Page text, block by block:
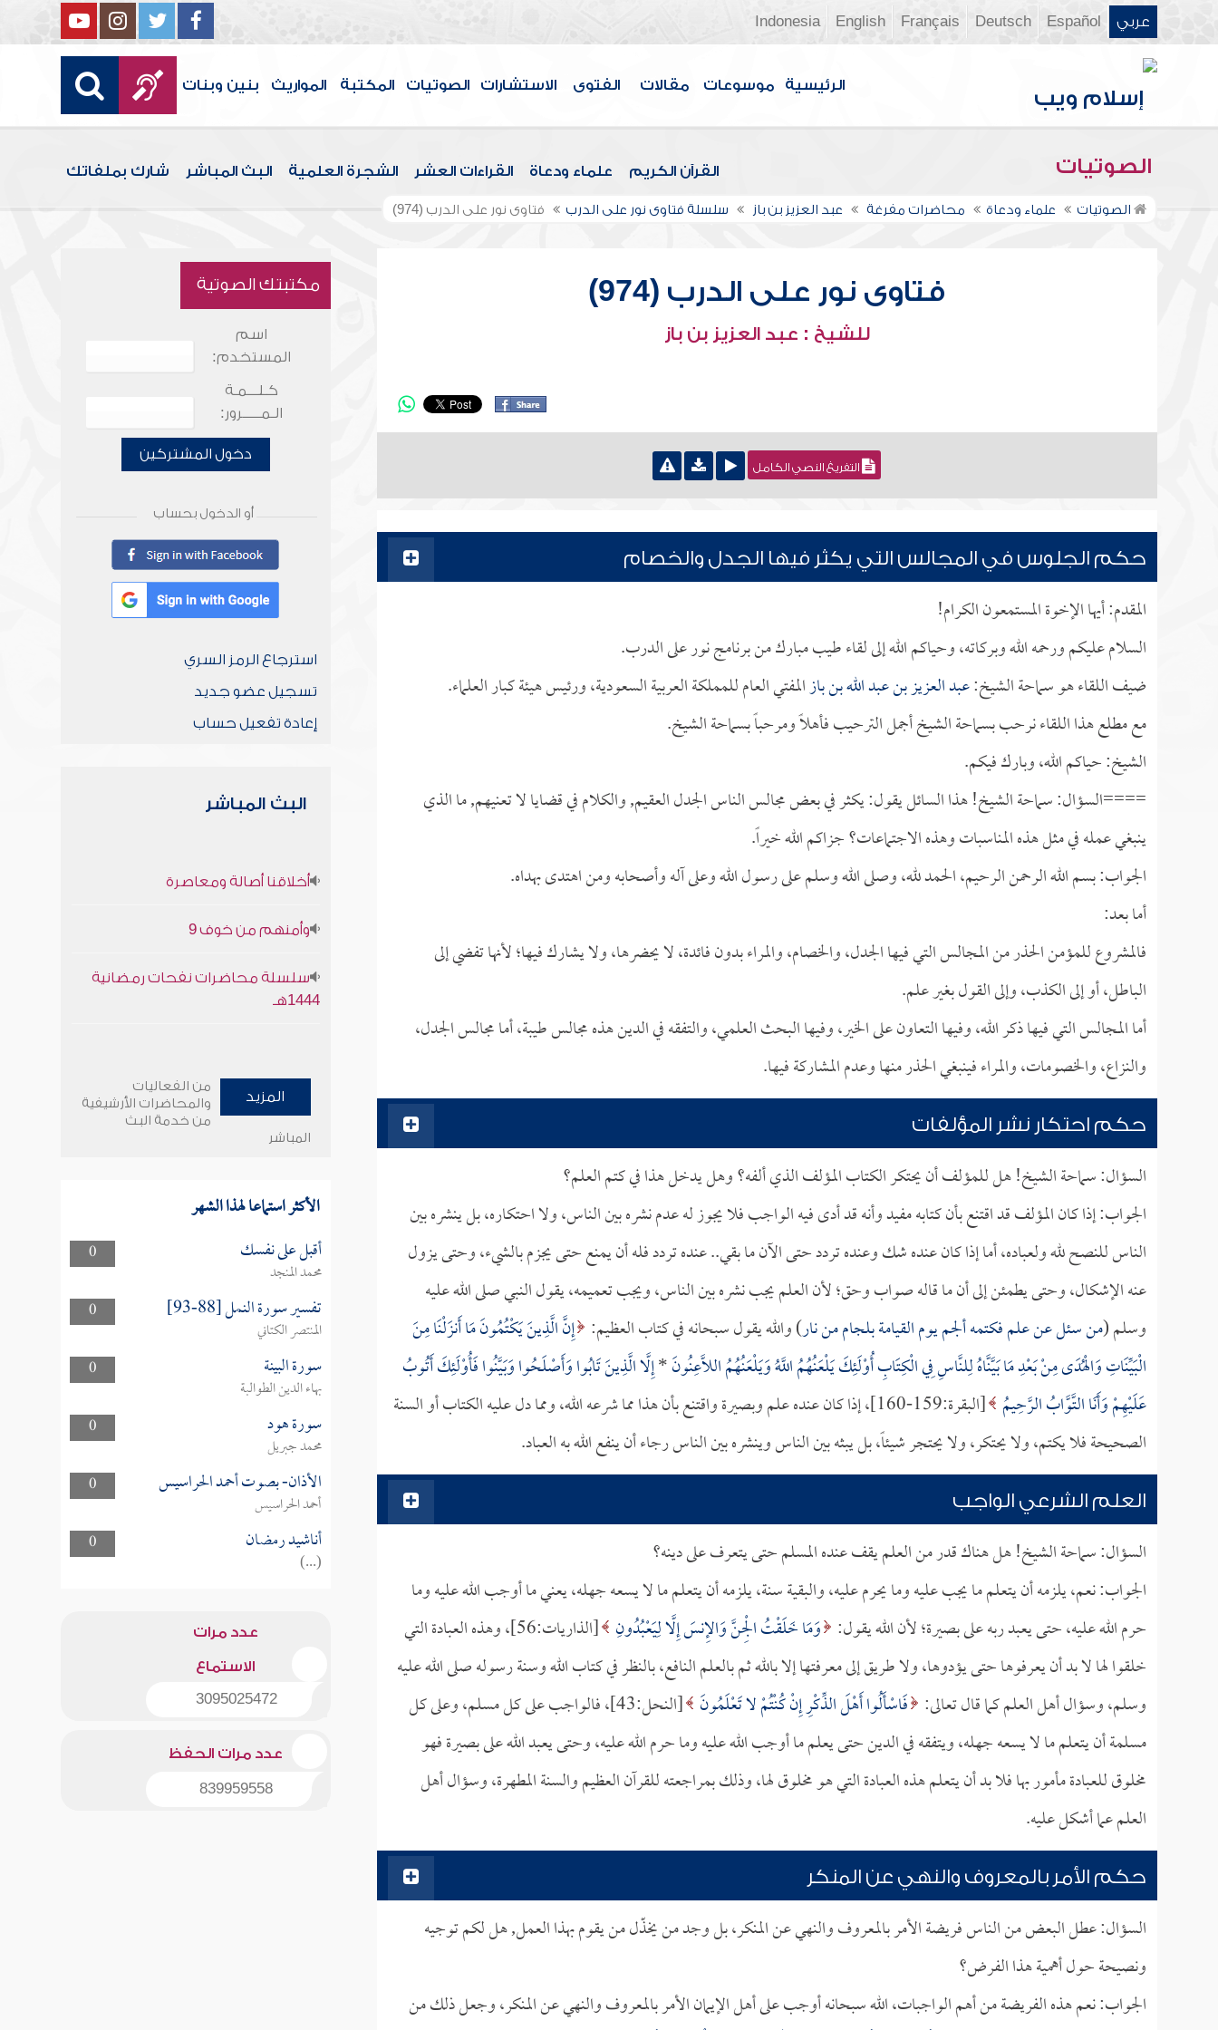
عربي Español
Deutsch
Français
English
Indonesia
الرئيسية موسوعات مقالات الفتوى الاستشارات الصوتيات المكتبة المواريث بنين وبنات
الصوتيات القرآن الكريم علماء ودعاة القراءات العشر الشجرة العلمية البث المباشر شارك بملفاتك
الصوتيات علماء ودعاة محاضرات مفرغة عبد العزيز بن باز سلسلة فتاوى نور على الدرب فتاوى نور على الدرب (974)
فتاوى نور على الدرب (974)
للشيخ : عبد العزيز بن باز
التفريغ النصي الكامل
حكم الجلوس في المجالس التي يكثر فيها الجدل والخصام
المقدم: أيها الإخوة المستمعون الكرام!
السلام عليكم ورحمه الله وبركاته، وحياكم الله إلى لقاء طيب مبارك من برنامج نور على الدرب.
ضيف اللقاء هو سماحة الشيخ:عبد العزيز بن عبد الله بن بازالمفتي العام للمملكة العربية السعودية، ورئيس هيئة كبار العلماء.
مع مطلع هذا اللقاء نرحب بسماحة الشيخ أجمل الترحيب فأهلاً ومرحباً بسماحة الشيخ.
الشيخ: حياكم الله، وبارك فيكم.
====السؤال: سماحة الشيخ! هذا السائل يقول: يكثر في بعض مجالس الناس الجدل العقيم, والكلام في قضايا لا تعنيهم, ما الذي
ينبغي عمله في مثل هذه المناسبات وهذه الاجتماعات؟ جزاكم الله خيراً.
الجواب: بسم الله الرحمن الرحيم، الحمد لله، وصلى الله وسلم على رسول الله وعلى آله وأصحابه ومن اهتدى بهداه.
أما بعد:
فالمشروع للمؤمن الحذر من المجالس التي فيها الجدل، والخصام، والمراء بدون فائدة، لا يحضرها، ولا يشارك فيها؛ لأنها تفضي إلى
الباطل، أو إلى الكذب، وإلى القول بغير علم.
أما المجالس التي فيها ذكر الله، وفيها التعاون على الخير، وفيها البحث العلمي، والتفقه في الدين هذه مجالس طيبة، أما مجالس الجدل،
والنزاع، والخصومات، والمراء فينبغي الحذر منها وعدم المشاركة فيها.
حكم احتكار نشر المؤلفات
السؤال: سماحة الشيخ! هل للمؤلف أن يحتكر الكتاب المؤلف الذي ألفه؟ وهل يدخل هذا في كتم العلم؟
الجواب: إذا كان المؤلف قد اقتنع بأن كتابه مفيد وأنه قد أدى فيه الواجب فلا يجوز له عدم نشره بين الناس، ولا احتكاره، بل ينشره بين
الناس للنصح لله ولعباده، أما إذا كان عنده شك وعنده تردد حتى الآن ما بقي.. عنده تردد فله أن يمنع حتى يجزم بالشيء، وحتى يزول
عنه الإشكال، وحتى يطمئن إلى أن ما قاله صواب وحق؛ لأن العلم يجب نشره بين الناس، ويجب تعميمه، يقول النبي صلى الله عليه
وسلم (من سئل عن علم فكتمه ألجم يوم القيامة بلجام من نار) والله يقول سبحانه في كتاب العظيم: إِنَّ الَّذِينَ يَكْتُمُونَ مَا أَنزَلْنَا مِنَ
الْبَيِّنَاتِ وَالْهُدَى مِنْ بَعْدِ مَا بَيَّنَّاهُ لِلنَّاسِ فِي الْكِتَابِ أُوْلَئِكَ يَلْعَنُهُمُ اللَّهُ وَيَلْعَنُهُمُ اللَّاعِنُونَ*إِلَّا الَّذِينَ تَابُوا وَأَصْلَحُوا وَبَيَّنُوا فَأُوْلَئِكَ أَتُوبُ
عَلَيْهِمْ وَأَنَا التَّوَّابُ الرَّحِيمُ
[البقرة:159-160]، إذا كان عنده علم وبصيرة واقتنع بأن هذا مما شرعه الله، ومما دل عليه الكتاب أو السنة
الصحيحة فلا يكتم، ولا يحتكر، ولا يحتجر شيئاً، بل يبثه بين الناس وينشره بين الناس رجاء أن ينفع الله به العباد.
العلم الشرعي الواجب
السؤال: سماحة الشيخ! هل هناك قدر من العلم يقف عنده المسلم حتى يتعرف على دينه؟
الجواب: نعم، يلزمه أن يتعلم ما يجب عليه وما يحرم عليه، والبقية سنة، يلزمه أن يتعلم ما لا يسعه جهله، يعني ما أوجب الله عليه وما
حرم الله عليه، حتى يعبد ربه على بصيرة؛ لأن الله يقول: وَمَا خَلَقْتُ الْجِنَّ وَالإِنسَ إِلَّا لِيَعْبُدُونِ
[الذاريات:56]، وهذه العبادة التي
خلقوا لها لا بد أن يعرفوها حتى يؤدوها، ولا طريق إلى معرفتها إلا بالله ثم بالعلم النافع، بالنظر في كتاب الله وسنة رسوله صلى الله عليه
وسلم، وسؤال أهل العلم كما قال تعالى: فَاسْأَلُوا أَهْلَ الذِّكْرِ إِنْ كُنْتُمْ لا تَعْلَمُونَ
[النحل:43]، فالواجب على كل مسلم، وعلى كل
مسلمة أن يتعلم ما لا يسعه جهله، ويتفقه في الدين حتى يعلم ما أوجب الله عليه وما حرم الله عليه، وحتى يعبد الله على بصيرة فهو
مخلوق للعبادة مأمور بها فلا بد أن يتعلم هذه العبادة التي هو مخلوق لها، وذلك بمراجعته للقرآن العظيم والسنة المطهرة، وسؤال أهل
العلم عما أشكل عليه.
حكم الأمر بالمعروف والنهي عن المنكر
السؤال: عطل البعض من الناس فريضة الأمر بالمعروف والنهي عن المنكر، بل وجد من يخذّل من يقوم بهذا العمل, هل لكم توجيه
ونصيحة حول أهمية هذا الفرض؟
الجواب: نعم هذه الفريضة من أهم الواجبات، الله سبحانه أوجب على أهل الإيمان الأمر بالمعروف والنهي عن المنكر، وجعل ذلك من
مكتبتك الصوتية
اسم
المستخدم:
كـلـــمـة
الـمـــــرور:
دخول المشتركين
أو الدخول بحساب
استرجاع الرمز السري
تسجيل عضو جديد
إعادة تفعيل حساب
البث المباشر
أخلاقنا أصالة ومعاصرة
وأمنهم من خوف 9
سلسلة محاضرات نفحات رمضانية
1444هـ
المزيد
من الفعاليات
والمحاضرات الأرشيفية
من خدمة البث
المباشر
الأكثر استماعا لهذا الشهر
0 أقبل على نفسك
محمد المنجد
0
تفسير سورة النمل [88-93]
المنتصر الكتاني
0
سورة البينة
بهاء الدين الطوالبة
0
سورة هود
محمد جبريل
0
الأذان- بصوت أحمد الحراسيس
أحمد الحراسيس
0
أناشيد رمضان
(...)
عدد مرات
الاستماع
3095025472
عدد مرات الحفظ
839959558